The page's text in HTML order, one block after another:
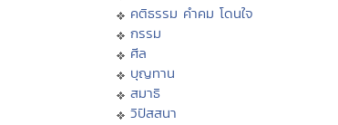
คติธรรม คำคม โดนใจ
กรรม
ศีล
บุญทาน
สมาธิ
วิปัสสนา